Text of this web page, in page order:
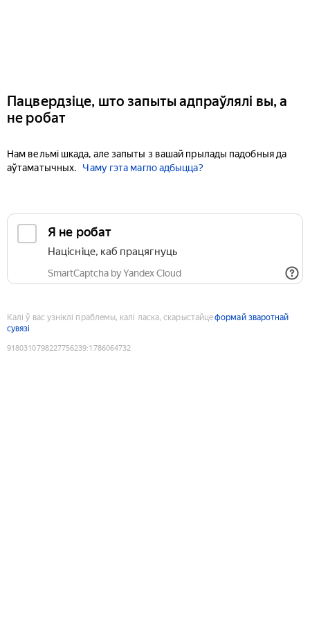
Пацвердзіце, што запыты адпраўлялі вы, а
не робат
Нам вельмі шкада, але запыты з вашай прылады падобныя да
аўтаматычных.
Чаму гэта магло адбыцца?
Я не робат
Націсніце, каб працягнуць
SmartCaptcha by Yandex Cloud
Калі ў вас узніклі праблемы, калі ласка, скарыстайцеформай зваротнай
сувязі
9180310798227756239:1786064732